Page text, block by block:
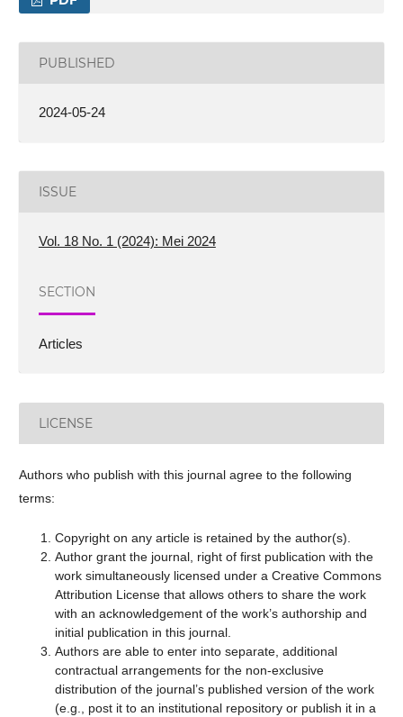
PUBLISHED
2024-05-24
ISSUE
Vol. 18 No. 1 (2024): Mei 2024
SECTION
Articles
LICENSE
Authors who publish with this journal agree to the following
terms:
Copyright on any article is retained by the author(s).
Author grant the journal, right of first publication with the
work simultaneously licensed under a Creative Commons
Attribution License that allows others to share the work
with an acknowledgement of the work’s authorship and
initial publication in this journal.
Authors are able to enter into separate, additional
contractual arrangements for the non-exclusive
distribution of the journal’s published version of the work
(e.g., post it to an institutional repository or publish it in a